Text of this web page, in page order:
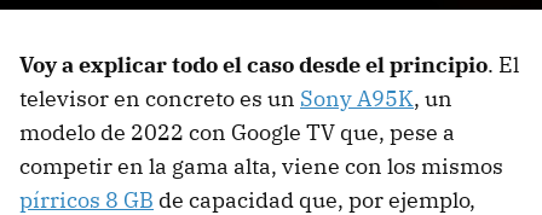
Voy a explicar todo el caso desde el principio. El
televisor en concreto es un Sony A95K, un
modelo de 2022 con Google TV que, pese a
competir en la gama alta, viene con los mismos
pírricos 8 GB de capacidad que, por ejemplo,